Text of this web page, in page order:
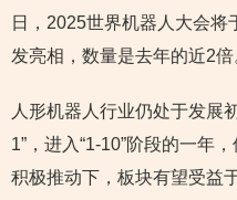
日，2025世界机器人大会
发亮相，数量是去年的近2倍
人形机器人行业仍处于发展
1”，进入“1-10”阶段的一年
积极推动下，板块有望受益